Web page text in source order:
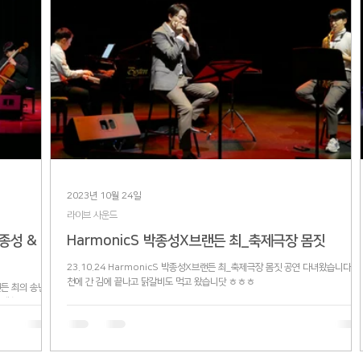
성 & 브
최의 송년콘
HarmonicS 박종성X브랜든 최_축제극장 몸짓
23.10.24 HarmonicS 박종성X브랜든 최_축제극장 몸짓 공연 다녀왔습니다~ 춘
천에 간 김에 끝나고 닭갈비도 먹고 왔습니닷 ㅎㅎㅎ
라이브 사운드
2023년 10월 24일